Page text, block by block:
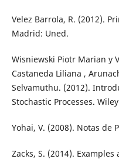
Velez Barrola, R. (2012).
Madrid: Uned.
Wisniewski Piotr Marian y
Castaneda Liliana ,
Selvamuthu. (2012).
Stochastic Processes.
Yohai, V. (2008). Notas de
Zacks, S. (2014).